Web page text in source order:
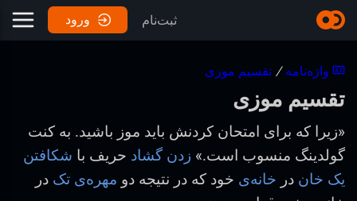
ثبت‌نام ورود
واژه‌نامه / تقسیم موزی
تقسیم موزی
«زیرا که برای امتحان کردنش باید موز باشید. به کنت
گولدینگ منسوب است.» زدن گشاد حریف با شکافتن
یک خان در خانه‌ی خود که در نتیجه دو مهره‌ی تک در